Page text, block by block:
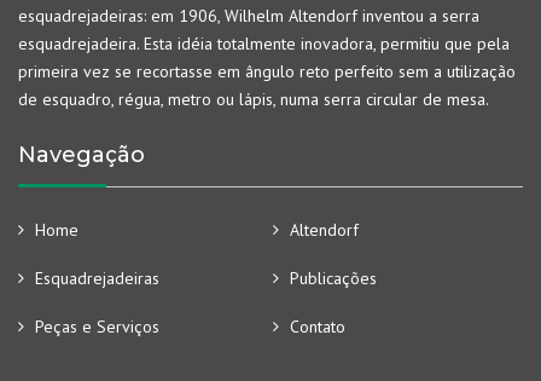
esquadrejadeiras: em 1906, Wilhelm Altendorf inventou a serra
esquadrejadeira. Esta idéia totalmente inovadora, permitiu que pela
primeira vez se recortasse em ângulo reto perfeito sem a utilização
de esquadro, régua, metro ou lápis, numa serra circular de mesa.
Navegação
Home Altendorf
Esquadrejadeiras Publicações
Peças e Serviços Contato